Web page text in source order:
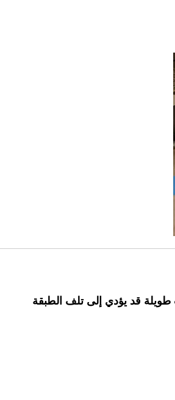
طويلة قد يؤدي إلى تلف الطبقة